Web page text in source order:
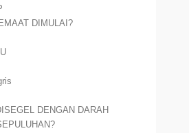
DIMULAI?
DENGAN DARAH